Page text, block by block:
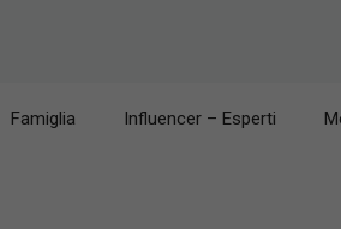
Famiglia Influencer – Esperti